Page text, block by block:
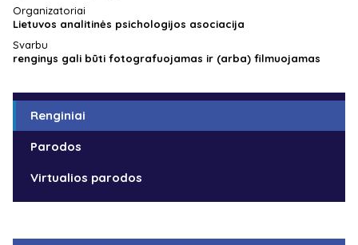
Organizatoriai
Lietuvos analitinės psichologijos asociacija
Svarbu
renginys gali būti fotografuojamas ir (arba) filmuojamas
Renginiai
Parodos
Virtualios parodos